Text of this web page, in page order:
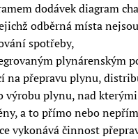
dodávek diagram
odběrná místa
spotřeby,
plynárenským
na přepravu plynu,
výrobu plynu, nad
a to přímo nebo
vykonává činnost